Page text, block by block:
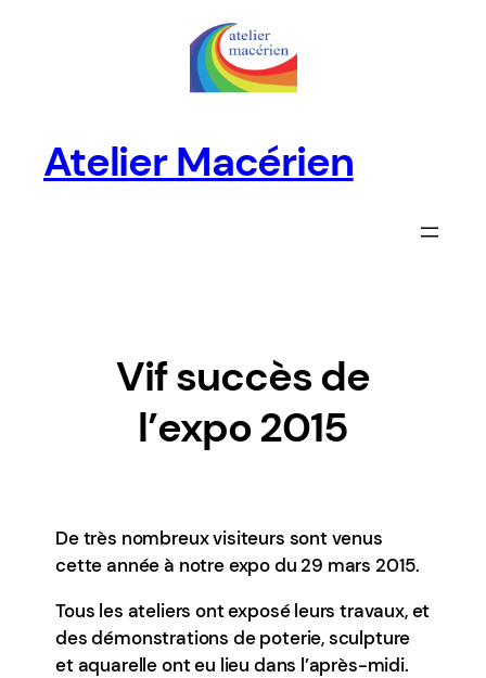
Atelier Macérien
Vif succès de
l’expo 2015
De très nombreux visiteurs sont venus
cette année à notre expo du 29 mars 2015.
Tous les ateliers ont exposé leurs travaux, et
des démonstrations de poterie, sculpture
et aquarelle ont eu lieu dans l’après-midi.